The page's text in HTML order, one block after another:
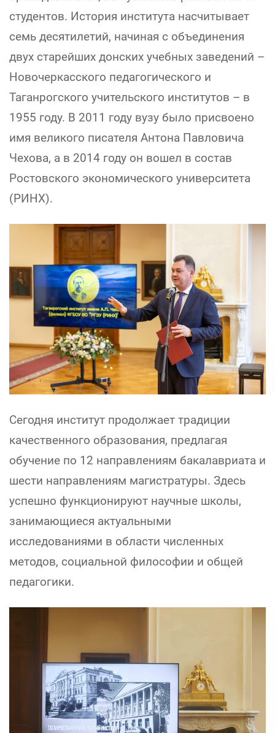
студентов. История института насчитывает
семь десятилетий, начиная с объединения
двух старейших донских учебных заведений –
Новочеркасского педагогического и
Таганрогского учительского институтов – в
1955 году. В 2011 году вузу было присвоено
имя великого писателя Антона Павловича
Чехова, а в 2014 году он вошел в состав
Ростовского экономического университета
(РИНХ).
Сегодня институт продолжает традиции
качественного образования, предлагая
обучение по 12 направлениям бакалавриата и
шести направлениям магистратуры. Здесь
успешно функционируют научные школы,
занимающиеся актуальными
исследованиями в области численных
методов, социальной философии и общей
педагогики.